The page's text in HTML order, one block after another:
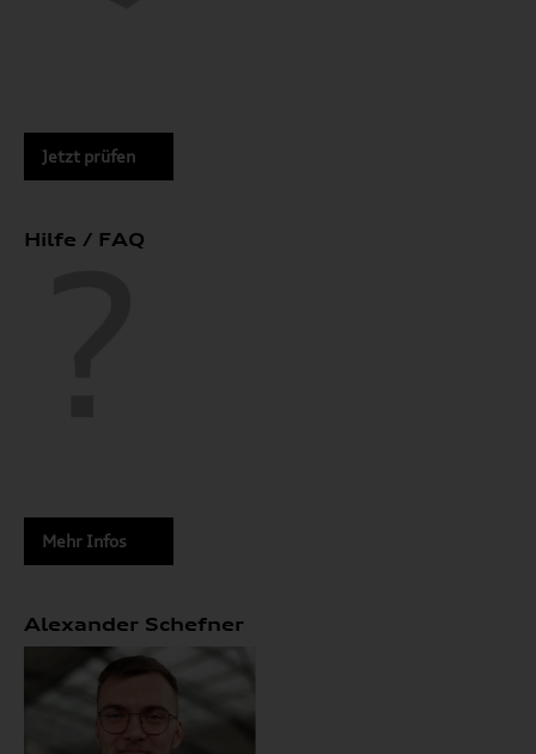
Jetzt prüfen
Hilfe / FAQ
Mehr Infos
Alexander Schefner